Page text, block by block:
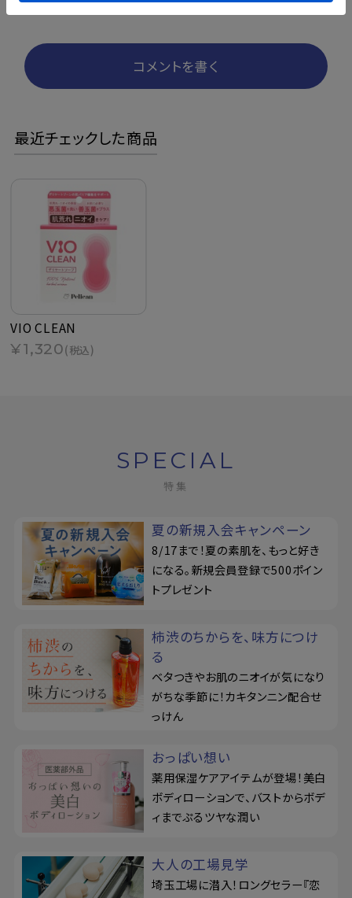
コメントを書く
最近チェックした商品
VIO CLEAN
¥1,320(税込)
SPECIAL
特集
夏の新規入会キャンペーン
8/17まで！夏の素肌を、もっと好き
になる。新規会員登録で500ポイン
トプレゼント
柿渋のちからを、味方につけ
る
ベタつきやお肌のニオイが気になり
がちな季節に！カキタンニン配合せ
っけん
おっぱい想い
薬用保湿ケアアイテムが登場！美白
ボディローションで、バストからボデ
ィまでぷるツヤな潤い
大人の工場見学
埼玉工場に潜入！ロングセラー『恋